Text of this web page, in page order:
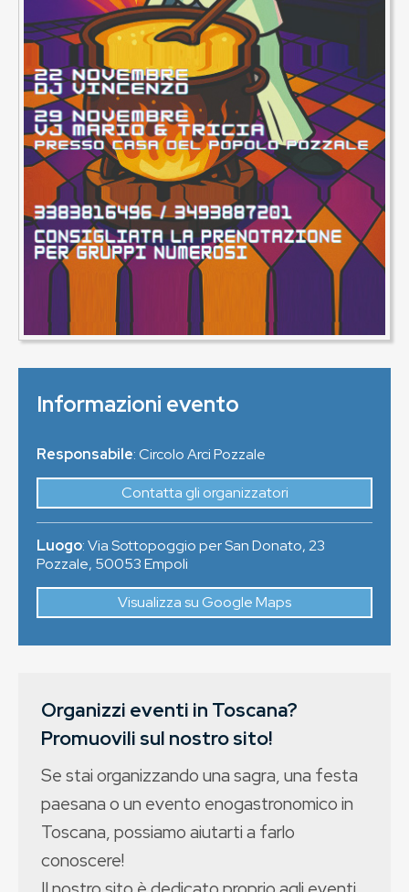
Informazioni evento
Responsabile: Circolo Arci Pozzale
Contatta gli organizzatori
Luogo:Via Sottopoggio per San Donato, 23
Pozzale, 50053Empoli
Visualizza su Google Maps
Organizzi eventi in Toscana?
Promuovili sul nostro sito!
Se stai organizzando una sagra, una festa
paesana o un evento enogastronomico in
Toscana, possiamo aiutarti a farlo
conoscere!